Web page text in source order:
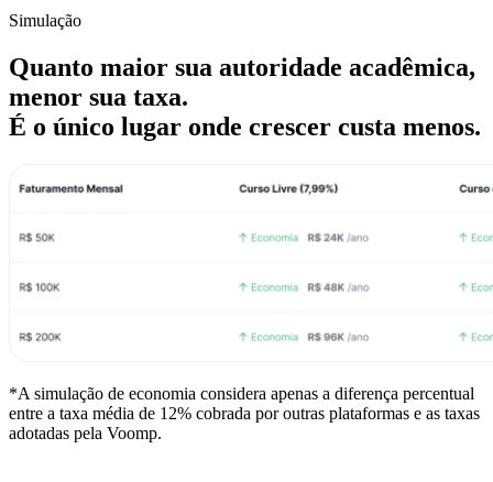
Simulação
Quanto maior sua autoridade acadêmica,
menor sua taxa.
É o único lugar onde crescer custa menos.
*A simulação de economia considera apenas a diferença percentual
entre a taxa média de 12% cobrada por outras plataformas e as taxas
adotadas pela Voomp.